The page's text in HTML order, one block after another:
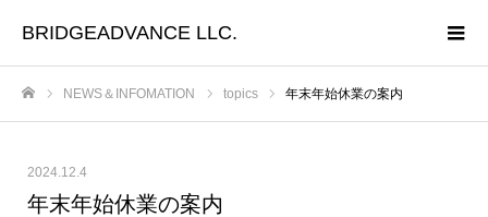
BRIDGEADVANCE LLC.
NEWS＆INFOMATION topics 年末年始休業の案内
2024.12.4
年末年始休業の案内